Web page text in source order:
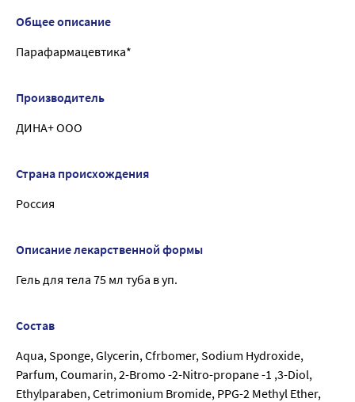
Общее описание
Парафармацевтика*
Производитель
ДИНА+ ООО
Страна происхождения
Россия
Описание лекарственной формы
Гель для тела 75 мл туба в уп.
Состав
Aqua, Sponge, Glycerin, Cfrbomer, Sodium Hydroxide,
Parfum, Coumarin, 2-Bromo -2-Nitro-propane -1 ,3-Diol,
Ethylparaben, Cetrimonium Bromide, PPG-2 Methyl Ether,